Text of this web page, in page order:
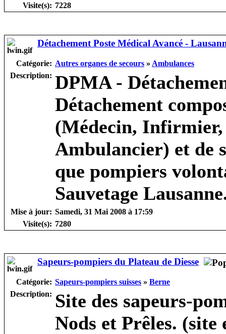
Visite(s): 7228
Détachement Poste Médical Avancé -
Catégorie: Autres organes de secours » Ambulances
Description: DPMA -
Détachement
(Médecin, Infirmier,
Ambulancier) et de
que pompiers
Sauvetage
Mise à jour: Samedi, 31 Mai 2008 à 17:59
Visite(s): 7280
Sapeurs-pompiers du Plateau de Diesse
Catégorie: Sapeurs-pompiers suisses » Berne
Description: Site des sapeurs-
Nods et Prêles. (site